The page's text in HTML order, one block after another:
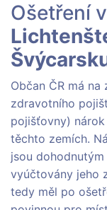
Ošetření
Občan ČR má
zdravotního
pojišťovny)
těchto zemích.
jsou
vyúčtovány jeho
tedy měl po